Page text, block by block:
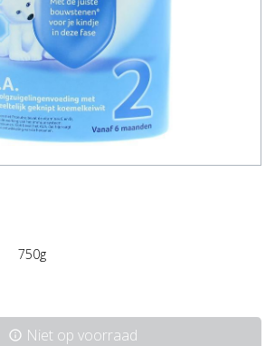
750g
info Niet op voorraad